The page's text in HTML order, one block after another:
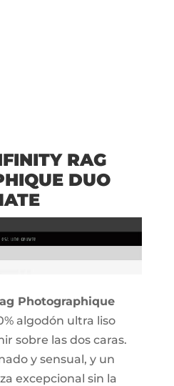
RAG
DUO
Photographique
algodón ultra liso
sobre las dos caras.
y sensual, y un
excepcional sin la